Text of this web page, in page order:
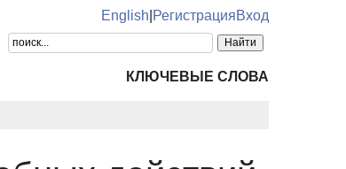
English РегистрацияВход
КЛЮЧЕВЫЕ СЛОВА